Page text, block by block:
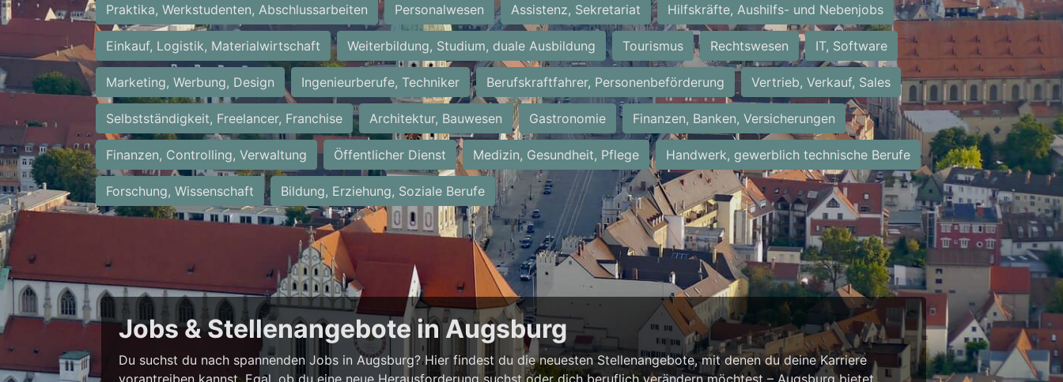
Praktika, Werkstudenten, Abschlussarbeiten Personalwesen Assistenz, Sekretariat Hilfskräfte, Aushilfs- und Nebenjobs
Einkauf, Logistik, Materialwirtschaft Weiterbildung, Studium, duale Ausbildung Tourismus Rechtswesen IT, Software
Marketing, Werbung, Design Ingenieurberufe, Techniker Berufskraftfahrer, Personenbeförderung Vertrieb, Verkauf, Sales
Selbstständigkeit, Freelancer, Franchise Architektur, Bauwesen Gastronomie Finanzen, Banken, Versicherungen
Finanzen, Controlling, Verwaltung Öffentlicher Dienst Medizin, Gesundheit, Pflege Handwerk, gewerblich technische Berufe
Forschung, Wissenschaft Bildung, Erziehung, Soziale Berufe
Jobs & Stellenangebote in Augsburg
Du suchst du nach spannenden Jobs in Augsburg? Hier findest du die neuesten Stellenangebote, mit denen du deine Karriere